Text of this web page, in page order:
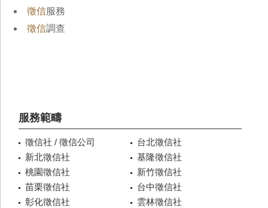
徵信服務
徵信調查
服務範疇
徵信社 / 徵信公司
台北徵信社
新北徵信社
基隆徵信社
桃園徵信社
新竹徵信社
苗栗徵信社
台中徵信社
彰化徵信社
雲林徵信社